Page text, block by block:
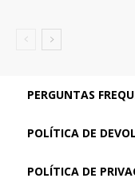
PERGUNTAS
POLÍTICA DE
POLÍTICA DE